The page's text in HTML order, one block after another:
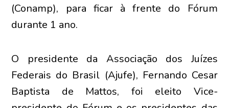
(Conamp), para ficar à frente do Fórum
durante 1 ano.
O presidente da Associação dos Juízes
Federais do Brasil (Ajufe), Fernando Cesar
Baptista de Mattos, foi eleito Vice-